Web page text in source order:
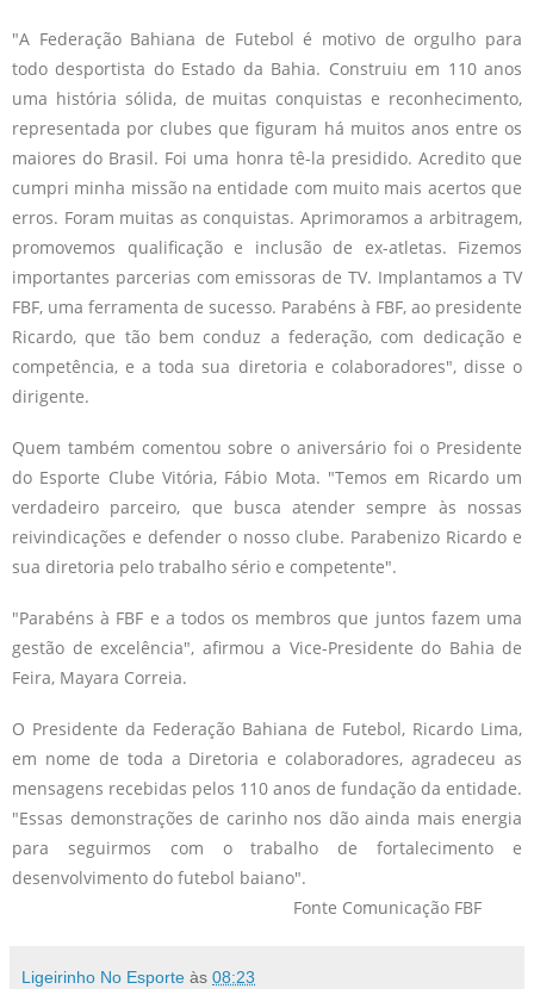
"A Federação Bahiana de Futebol é motivo de orgulho para
todo desportista do Estado da Bahia. Construiu em 110 anos
uma história sólida, de muitas conquistas e reconhecimento,
representada por clubes que figuram há muitos anos entre os
maiores do Brasil. Foi uma honra tê-la presidido. Acredito que
cumpri minha missão na entidade com muito mais acertos que
erros. Foram muitas as conquistas. Aprimoramos a arbitragem,
promovemos qualificação e inclusão de ex-atletas. Fizemos
importantes parcerias com emissoras de TV. Implantamos a TV
FBF, uma ferramenta de sucesso. Parabéns à FBF, ao presidente
Ricardo, que tão bem conduz a federação, com dedicação e
competência, e a toda sua diretoria e colaboradores", disse o
dirigente.
Quem também comentou sobre o aniversário foi o Presidente
do Esporte Clube Vitória, Fábio Mota. "Temos em Ricardo um
verdadeiro parceiro, que busca atender sempre às nossas
reivindicações e defender o nosso clube. Parabenizo Ricardo e
sua diretoria pelo trabalho sério e competente".
"Parabéns à FBF e a todos os membros que juntos fazem uma
gestão de excelência", afirmou a Vice-Presidente do Bahia de
Feira, Mayara Correia.
O Presidente da Federação Bahiana de Futebol, Ricardo Lima,
em nome de toda a Diretoria e colaboradores, agradeceu as
mensagens recebidas pelos 110 anos de fundação da entidade.
"Essas demonstrações de carinho nos dão ainda mais energia
para seguirmos com o trabalho de fortalecimento e
desenvolvimento do futebol baiano".
Fonte Comunicação FBF
Ligeirinho No Esporte às 08:23